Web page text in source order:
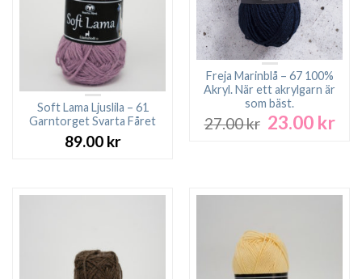
Soft Lama Ljuslila – 61
Garntorget Svarta Fåret
89.00 kr
Freja Marinblå – 67 100%
Akryl. När ett akrylgarn är
som bäst.
27.00kr Det
23.00 krDet